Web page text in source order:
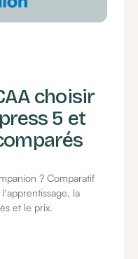
choisir
5 et
? Comparatif
la
et le prix.